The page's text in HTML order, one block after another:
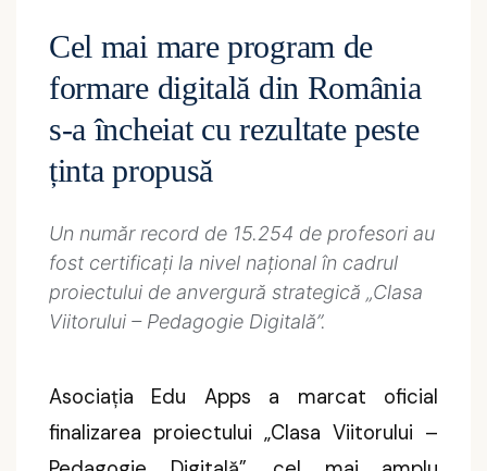
Cel mai mare program de
formare digitală din România
s-a încheiat cu rezultate peste
ținta propusă
Un număr record de 15.254 de profesori au
fost certificați la nivel național în cadrul
proiectului de anvergură strategică „Clasa
Viitorului – Pedagogie Digitală”.
Asociația Edu Apps a marcat oficial
finalizarea proiectului „Clasa Viitorului –